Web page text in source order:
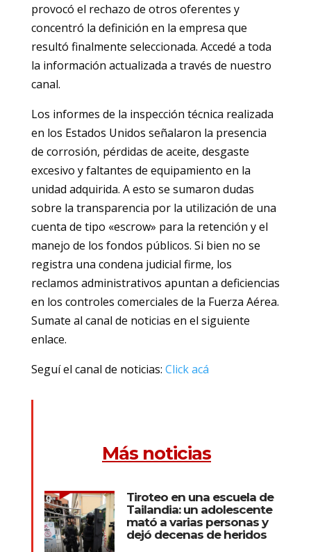
provocó el rechazo de otros oferentes y
concentró la definición en la empresa que
resultó finalmente seleccionada. Accedé a toda
la información actualizada a través de nuestro
canal.
Los informes de la inspección técnica realizada
en los Estados Unidos señalaron la presencia
de corrosión, pérdidas de aceite, desgaste
excesivo y faltantes de equipamiento en la
unidad adquirida. A esto se sumaron dudas
sobre la transparencia por la utilización de una
cuenta de tipo «escrow» para la retención y el
manejo de los fondos públicos. Si bien no se
registra una condena judicial firme, los
reclamos administrativos apuntan a deficiencias
en los controles comerciales de la Fuerza Aérea.
Sumate al canal de noticias en el siguiente
enlace.
Seguí el canal de noticias: Click acá
Más noticias
Tiroteo en una escuela de
Tailandia: un adolescente
mató a varias personas y
dejó decenas de heridos